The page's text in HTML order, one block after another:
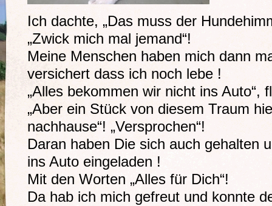
Ich dachte, „Das muss der
„Zwick mich mal jemand“!
Meine Menschen haben mich dann
versichert dass ich noch lebe !
„Alles bekommen wir nicht ins Auto“,
„Aber ein Stück von diesem Traum
nachhause“! „Versprochen“!
Daran haben Die sich auch gehalten
ins Auto eingeladen !
Mit den Worten „Alles für Dich“!
Da hab ich mich gefreut und konnte